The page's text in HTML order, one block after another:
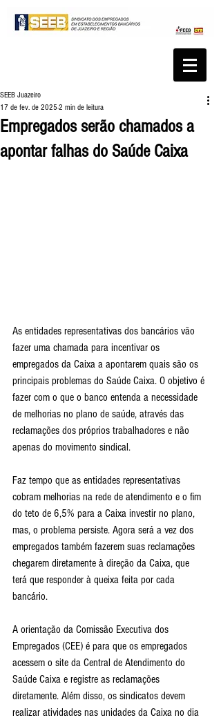
Empregados serão chamados a
apontar falhas do Saúde Caixa
SEEB Juazeiro
17 de fev. de 2025 2 min de leitura
As entidades representativas dos bancários vão
fazer uma chamada para incentivar os
empregados da Caixa a apontarem quais são os
principais problemas do Saúde Caixa. O objetivo é
fazer com o que o banco entenda a necessidade
de melhorias no plano de saúde, através das
reclamações dos próprios trabalhadores e não
apenas do movimento sindical.
Faz tempo que as entidades representativas
cobram melhorias na rede de atendimento e o fim
do teto de 6,5% para a Caixa investir no plano,
mas, o problema persiste. Agora será a vez dos
empregados também fazerem suas reclamações
chegarem diretamente à direção da Caixa, que
terá que responder à queixa feita por cada
bancário.
A orientação da Comissão Executiva dos
Empregados (CEE) é para que os empregados
acessem o site da Central de Atendimento do
Saúde Caixa e registre as reclamações
diretamente. Além disso, os sindicatos devem
realizar atividades nas unidades da Caixa no dia